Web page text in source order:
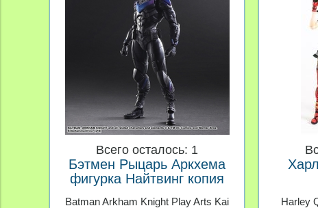
Всего осталось: 1
Бэтмен Рыцарь Аркхема
фигурка Найтвинг копия
Batman Arkham Knight Play Arts Kai
Harley